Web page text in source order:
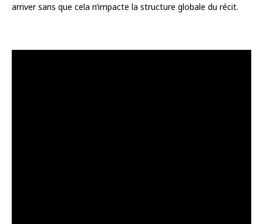
arriver sans que cela n’impacte la structure globale du récit.